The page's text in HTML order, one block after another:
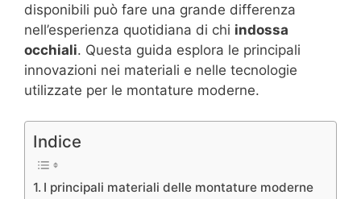
disponibili può fare una grande differenza
nell’esperienza quotidiana di chi indossa
occhiali. Questa guida esplora le principali
innovazioni nei materiali e nelle tecnologie
utilizzate per le montature moderne.
Indice
I principali materiali delle montature moderne